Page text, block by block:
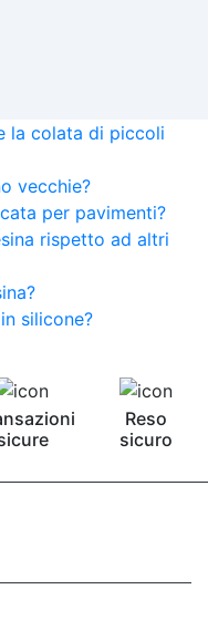
la colata di piccoli
vecchie?
per pavimenti?
rispetto ad altri
silicone?
Reso
sicuro